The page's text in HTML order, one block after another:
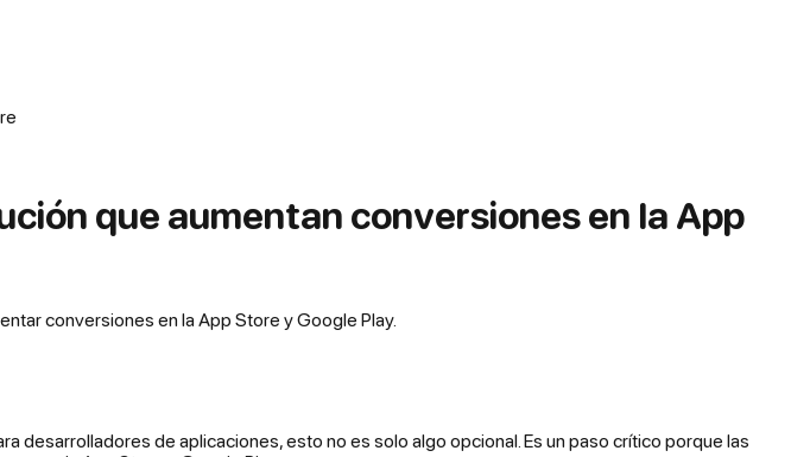
que aumentan conversiones en la App
conversiones en la App Store y Google Play.
desarrolladores de aplicaciones, esto no es solo algo opcional. Es un paso crítico porque las